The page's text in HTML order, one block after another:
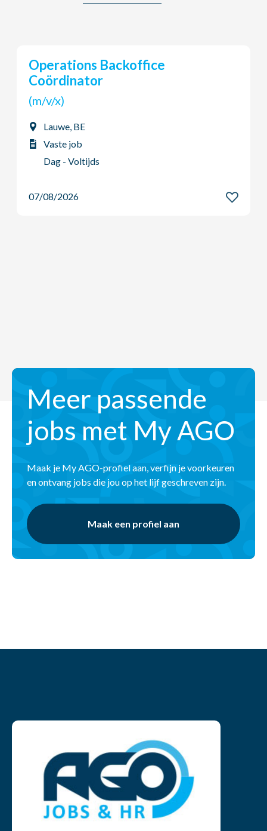
Young Potential Planner
(m/v/x)
Ardooie, BE
Vaste job
Dag - Voltijds
Meer passende
jobs met My AGO
Maak je My AGO-profiel aan, verfijn je voorkeuren
en ontvang jobs die jou op het lijf geschreven zijn.
Maak een profiel aan